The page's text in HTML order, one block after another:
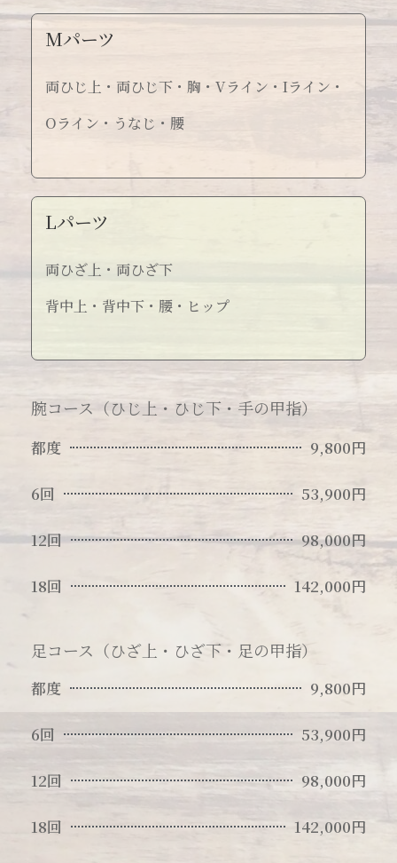
Mパーツ
両ひじ上・両ひじ下・胸・Vライン・Iライン・
Oライン・うなじ・腰
Lパーツ
両ひざ上・両ひざ下
背中上・背中下・腰・ヒップ
腕コース（ひじ上・ひじ下・手の甲指）
都度 9,800円
6回 53,900円
12回 98,000円
18回 142,000円
足コース（ひざ上・ひざ下・足の甲指）
都度 9,800円
6回 53,900円
12回 98,000円
18回 142,000円